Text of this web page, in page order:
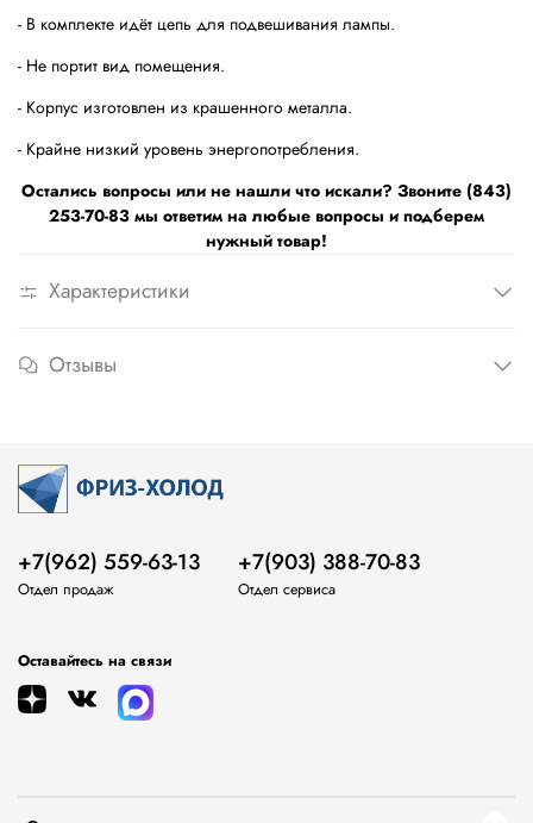
- В комплекте идёт цепь для подвешивания лампы.
- Не портит вид помещения.
- Корпус изготовлен из крашенного металла.
- Крайне низкий уровень энергопотребления.
Остались вопросы или не нашли что искали? Звоните (843)
253-70-83 мы ответим на любые вопросы и подберем
нужный товар!
Характеристики
Отзывы
+7(962) 559-63-13
Отдел продаж
+7(903) 388-70-83
Отдел сервиса
Оставайтесь на связи